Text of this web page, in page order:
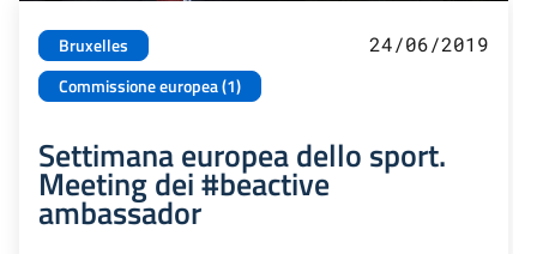
Bruxelles
Commissione europea (1)
24/06/2019
Settimana europea dello sport.
Meeting dei #beactive
ambassador